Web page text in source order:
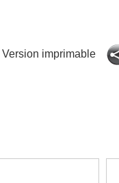
imprimable